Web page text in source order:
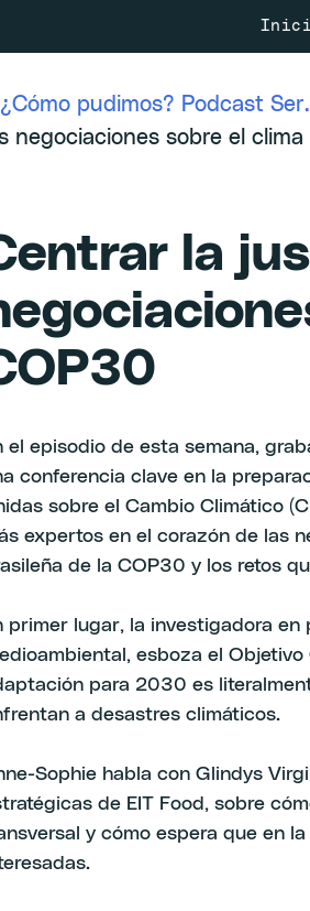
¿Cómo pudimos? Podcast
negociaciones sobre el clima
la
el episodio de esta semana,
conferencia clave en la
sobre el Cambio Climático
expertos en el corazón de las
de la COP30 y los retos
primer lugar, la investigadora
esboza el
para 2030 es
a desastres climáticos.
Sophie habla con Glindys
de EIT Food, sobre
y cómo espera que en